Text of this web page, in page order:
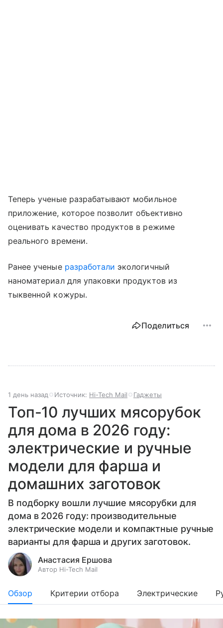
Теперь ученые разрабатывают мобильное
приложение, которое позволит объективно
оценивать качество продуктов в режиме
реального времени.
Ранее ученые разработали экологичный
наноматериал для упаковки продуктов из
тыквенной кожуры.
Поделиться
1 день назад Источник: Hi-Tech Mail Гаджеты
Топ-10 лучших мясорубок
для дома в 2026 году:
электрические и ручные
модели для фарша и
домашних заготовок
В подборку вошли лучшие мясорубки для
дома в 2026 году: производительные
электрические модели и компактные ручные
варианты для фарша и других заготовок.
Анастасия Ершова
Автор Hi-Tech Mail
Обзор Критерии отбора Электрические